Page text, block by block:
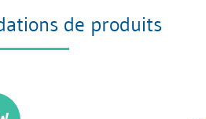
de produits